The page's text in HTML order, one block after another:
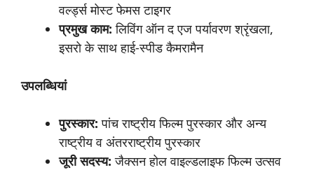
वर्ल्ड्स मोस्ट फेमस टाइगर
प्रमुखकाम: लिविंग ऑन द एज पर्यावरण श्रृंखला,
इसरो के साथ हाई-स्पीड कैमरामैन
उपलब्धियां
पुरस्कार: पांच राष्ट्रीय फिल्म पुरस्कार और अन्य
राष्ट्रीय व अंतरराष्ट्रीय पुरस्कार
जूरीसदस्य: जैक्सन होल वाइल्डलाइफ फिल्म उत्सव